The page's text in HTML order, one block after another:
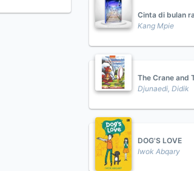
Cinta di bulan
Kang Mpie
The Crane and
Djunaedi, Didik
DOG'S LOVE
Iwok Abqary